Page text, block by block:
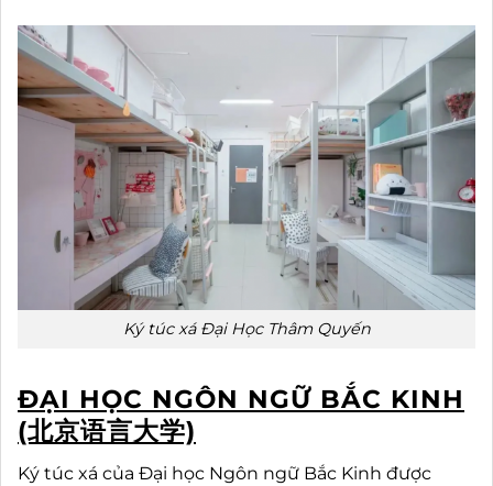
Ký túc xá Đại Học Thâm Quyến
ĐẠI HỌC NGÔN NGỮ BẮC KINH
(北京语言大学)
Ký túc xá của Đại học Ngôn ngữ Bắc Kinh được